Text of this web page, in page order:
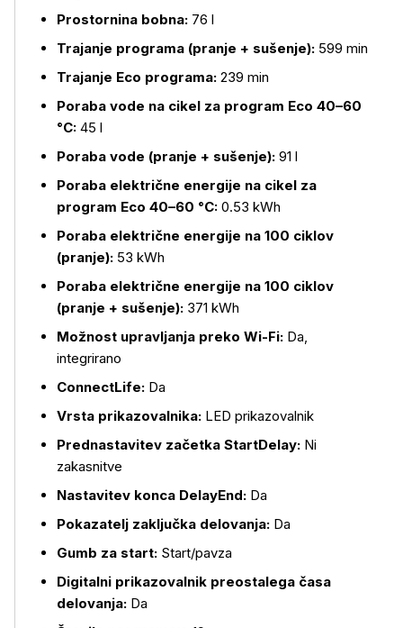
Prostornina bobna: 76 l
Trajanje programa (pranje + sušenje): 599 min
Trajanje Eco programa: 239 min
Poraba vode na cikel za program Eco 40–60
°C: 45 l
Poraba vode (pranje + sušenje): 91 l
Poraba električne energije na cikel za
program Eco 40–60 °C: 0.53 kWh
Poraba električne energije na 100 ciklov
(pranje): 53 kWh
Poraba električne energije na 100 ciklov
(pranje + sušenje): 371 kWh
Možnost upravljanja preko Wi-Fi: Da,
integrirano
ConnectLife: Da
Vrsta prikazovalnika: LED prikazovalnik
Prednastavitev začetka StartDelay: Ni
zakasnitve
Nastavitev konca DelayEnd: Da
Pokazatelj zaključka delovanja: Da
Gumb za start: Start/pavza
Digitalni prikazovalnik preostalega časa
delovanja: Da